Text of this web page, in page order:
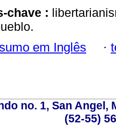
chave :
em Inglês ·
no. 1, San Angel,
(52-55)